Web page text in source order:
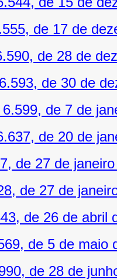
de 17 de
de 28 de
de 30 de
6.599, de 7 de
de 20 de
de 27 de
de 27 de
de 26 de abril
de 5 de maio
de 28 de